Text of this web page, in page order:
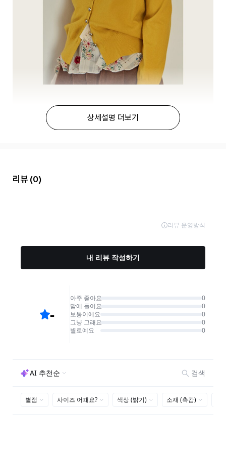
상세설명 더보기
리뷰 (0)